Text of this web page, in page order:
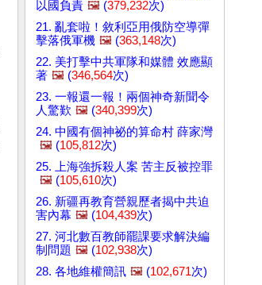
以國負責 🖼️ (379,232次)
21. 亂套啦！敘利亞用俄防空導彈
擊落俄軍機 🖼️ (363,148次)
22. 美打擊中共軍隊和媒體 效應顯
著 🖼️ (346,564次)
23. 一報還一報！兩個神奇新聞令
人驚歎 🖼️ (340,399次)
24. 中國有個神祕的算命村 薛家灣
🖼️ (105,812次)
25. 上海強拆殺人案 苦主反被控罪
🖼️ (105,610次)
26. 新疆再教育營親歷者揭中共迫
害內幕 🖼️ (104,439次)
27. 河北數百教師罷課要求解決編
制問題 🖼️ (102,938次)
28. 各地維權簡訊 🖼️ (102,671次)